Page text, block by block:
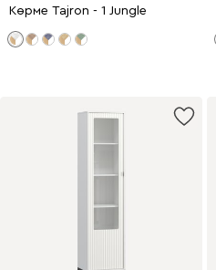
Көрме Tajron - 1 Jungle